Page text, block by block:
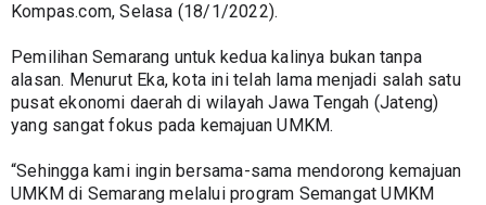
Kompas.com, Selasa (18/1/2022).
Pemilihan Semarang untuk kedua kalinya bukan tanpa
alasan. Menurut Eka, kota ini telah lama menjadi salah satu
pusat ekonomi daerah di wilayah Jawa Tengah (Jateng)
yang sangat fokus pada kemajuan UMKM.
“Sehingga kami ingin bersama-sama mendorong kemajuan
UMKM di Semarang melalui program Semangat UMKM